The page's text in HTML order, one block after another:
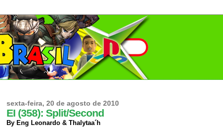
sexta-feira, 20 de agosto de 2010
EI (358): Split/Second
By Eng Leonardo & Thalytaa´h